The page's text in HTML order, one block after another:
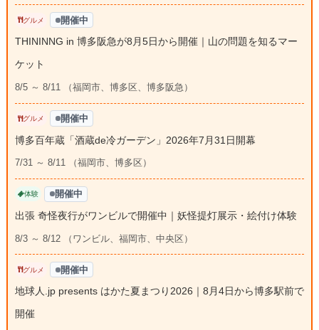
グルメ 開催中
THININNG in 博多阪急が8月5日から開催｜山の問題を知るマー
ケット
8/5 ～ 8/11 （福岡市、博多区、博多阪急）
グルメ 開催中
博多百年蔵「酒蔵de冷ガーデン」2026年7月31日開幕
7/31 ～ 8/11 （福岡市、博多区）
体験 開催中
出張 奇怪夜行がワンビルで開催中｜妖怪提灯展示・絵付け体験
8/3 ～ 8/12 （ワンビル、福岡市、中央区）
グルメ 開催中
地球人.jp presents はかた夏まつり2026｜8月4日から博多駅前で
開催